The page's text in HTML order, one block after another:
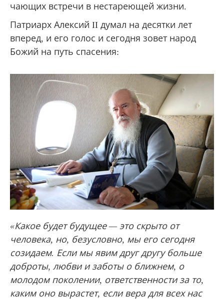
чающих встречи в нестареющей жизни.
Патриарх Алексий II думал на десятки лет
вперед, и его голос и сегодня зовет народ
Божий на путь спасения:
«Какое будет будущее — это скрыто от
человека, но, безусловно, мы его сегодня
созидаем. Если мы явим друг другу больше
доброты, любви и заботы о ближнем, о
молодом поколении, ответственности за то,
каким оно вырастет, если вера для всех нас